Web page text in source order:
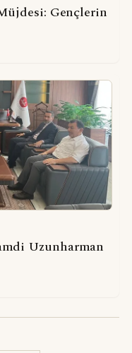
Gençlerin
Uzunharman